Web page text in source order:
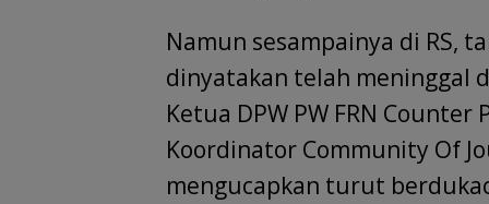
Namun sesampainya di RS,
dinyatakan telah meninggal
Ketua DPW PW FRN Counter
Koordinator Community Of
mengucapkan turut